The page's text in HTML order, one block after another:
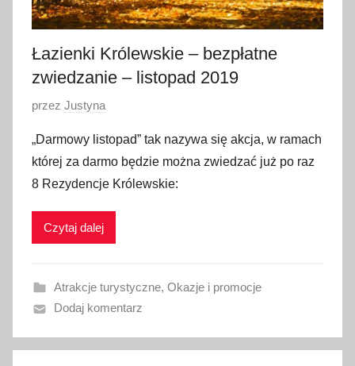
i
2
0
9
Łazienki Królewskie – bezpłatne
zwiedzanie – listopad 2019
O
u
b
l
i
a
n
1
przez Justyna
„Darmowy listopad” tak nazywa się akcja, w ramach
której za darmo będzie można zwiedzać już po raz
8 Rezydencje Królewskie:
Czytaj dalej
Atrakcje turystyczne, Okazje i promocje
Dodaj komentarz